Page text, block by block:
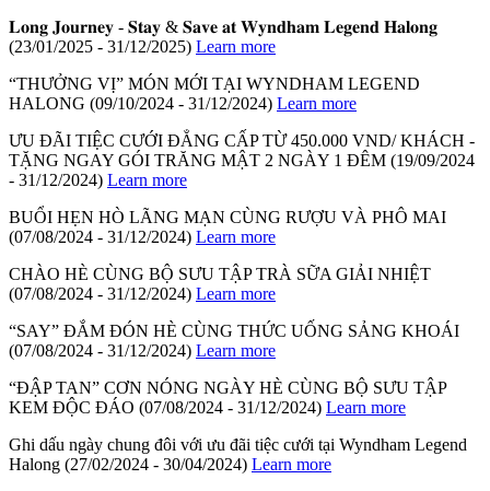
𝐋𝐨𝐧𝐠 𝐉𝐨𝐮𝐫𝐧𝐞𝐲 - 𝐒𝐭𝐚𝐲 & 𝐒𝐚𝐯𝐞 𝐚𝐭 𝐖𝐲𝐧𝐝𝐡𝐚𝐦 𝐋𝐞𝐠𝐞𝐧𝐝 𝐇𝐚𝐥𝐨𝐧𝐠
(23/01/2025 - 31/12/2025) Learn more
“THƯỞNG VỊ” MÓN MỚI TẠI WYNDHAM LEGEND
HALONG (09/10/2024 - 31/12/2024) Learn more
ƯU ĐÃI TIỆC CƯỚI ĐẲNG CẤP TỪ 450.000 VND/ KHÁCH -
TẶNG NGAY GÓI TRĂNG MẬT 2 NGÀY 1 ĐÊM (19/09/2024
- 31/12/2024) Learn more
BUỔI HẸN HÒ LÃNG MẠN CÙNG RƯỢU VÀ PHÔ MAI
(07/08/2024 - 31/12/2024) Learn more
CHÀO HÈ CÙNG BỘ SƯU TẬP TRÀ SỮA GIẢI NHIỆT
(07/08/2024 - 31/12/2024) Learn more
“SAY” ĐẮM ĐÓN HÈ CÙNG THỨC UỐNG SẢNG KHOÁI
(07/08/2024 - 31/12/2024) Learn more
“ĐẬP TAN” CƠN NÓNG NGÀY HÈ CÙNG BỘ SƯU TẬP
KEM ĐỘC ĐÁO (07/08/2024 - 31/12/2024) Learn more
Ghi dấu ngày chung đôi với ưu đãi tiệc cưới tại Wyndham Legend
Halong (27/02/2024 - 30/04/2024) Learn more